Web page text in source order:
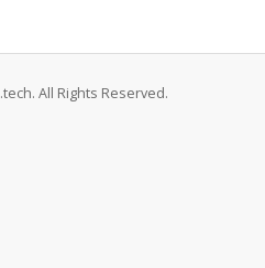
All Rights Reserved.